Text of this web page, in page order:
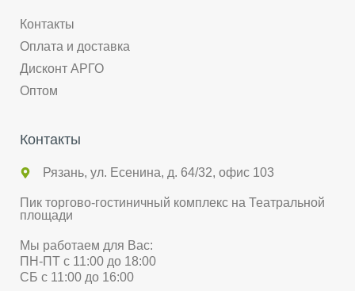
Контакты
Оплата и доставка
Дисконт АРГО
Оптом
Контакты
Рязань, ул. Есенина, д. 64/32, офис 103
Пик торгово-гостиничный комплекс на Театральной
площади
Мы работаем для Вас:
ПН-ПТ с 11:00 до 18:00
СБ с 11:00 до 16:00